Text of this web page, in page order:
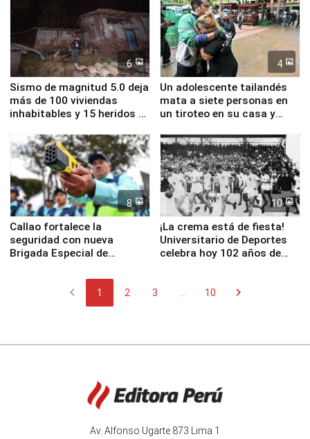
6
Sismo de magnitud 5.0 deja
más de 100 viviendas
inhabitables y 15 heridos en
4
Un adolescente tailandés
mata a siete personas en
un tiroteo en su casa y
8
Callao fortalece la
seguridad con nueva
Brigada Especial de
equipamiento para
10
¡La crema está de fiesta!
Universitario de Deportes
celebra hoy 102 años de
chevron_left 1 2 3 10 chevron_right
Av. Alfonso Ugarte 873 Lima 1